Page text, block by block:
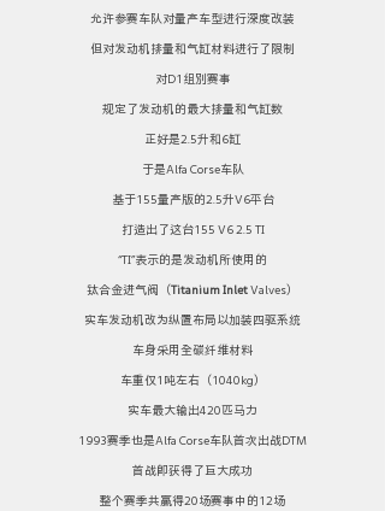
允许参赛车队对量产车型进行深度改装
但对发动机排量和气缸材料进行了限制
对D1组别赛事
规定了发动机的最大排量和气缸数
正好是2.5升和6缸
于是Alfa Corse车队
基于155量产版的2.5升V6平台
打造出了这台155 V6 2.5 TI
“TI”表示的是发动机所使用的
钛合金进气阀（Titanium Inlet Valves）
实车发动机改为纵置布局以加装四驱系统
车身采用全碳纤维材料
车重仅1吨左右（1040kg）
实车最大输出420匹马力
1993赛季也是Alfa Corse车队首次出战DTM
首战即获得了巨大成功
整个赛季共赢得20场赛事中的12场